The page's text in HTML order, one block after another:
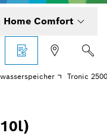
Home Comfort
Tronic